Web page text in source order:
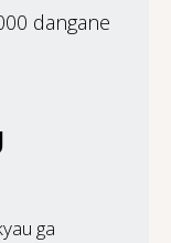
dangane
ga